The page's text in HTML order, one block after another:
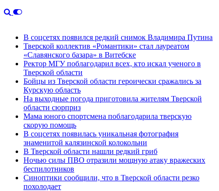
В соцсетях появился редкий снимок Владимира Путина
Тверской коллектив «Романтики» стал лауреатом
«Славянского базара» в Витебске
Ректор МГУ поблагодарил всех, кто искал ученого в
Тверской области
Бойцы из Тверской области героически сражались за
Курскую область
На выходные погода приготовила жителям Тверской
области сюрприз
Мама юного спортсмена поблагодарила тверскую
скорую помощь
В соцсетях появилась уникальная фотография
знаменитой калязинской колокольни
В Тверской области нашли редкий гриб
Ночью силы ПВО отразили мощную атаку вражеских
беспилотников
Синоптики сообщили, что в Тверской области резко
похолодает